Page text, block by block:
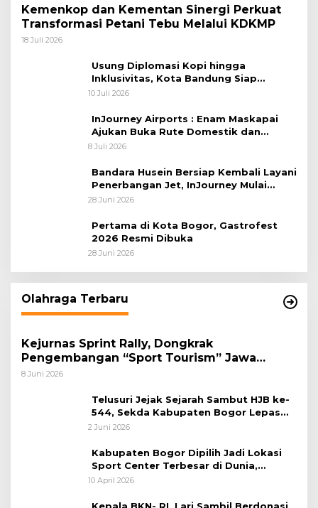
Kemenkop dan Kementan Sinergi Perkuat
Transformasi Petani Tebu Melalui KDKMP
18 Juli 2026
Usung Diplomasi Kopi hingga
Inklusivitas, Kota Bandung Siap
Sambut 25 Duta Besar di Festival Asia
10 Juli 2026
InJourney Airports : Enam Maskapai
Ajukan Buka Rute Domestik dan
Internasional dari Bandara Husein
8 Juli 2026
Bandara Husein Bersiap Kembali Layani
Penerbangan Jet, InJourney Mulai
Tahap Optimalisasi
28 Juni 2026
Pertama di Kota Bogor, Gastrofest
2026 Resmi Dibuka
28 Juni 2026
Olahraga Terbaru
Kejurnas Sprint Rally, Dongkrak
Pengembangan “Sport Tourism” Jawa
Tengah
8 Juni 2026
Telusuri Jejak Sejarah Sambut HJB ke-
544, Sekda Kabupaten Bogor Lepas
Gowes Napak Tilas Bogor
2 Juni 2026
Kabupaten Bogor Dipilih Jadi Lokasi
Sport Center Terbesar di Dunia,
Peluang Tingkatkan Pertumbuhan
10 April 2026
Kepala BKN- RI, Lari Sambil Berdonasi